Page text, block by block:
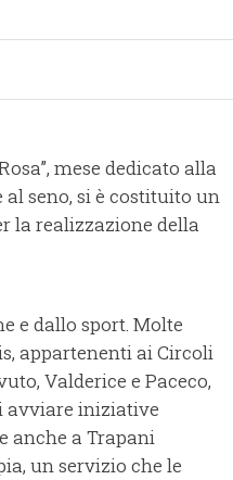
mese dedicato alla
seno, si è costituito un
la realizzazione della
e dallo sport. Molte
appartenenti ai Circoli
Valderice e Paceco,
avviare iniziative
anche a Trapani
un servizio che le